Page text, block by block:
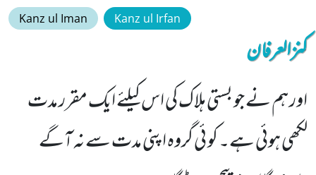
Kanz ul Iman Kanz ul Irfan
کنزالعرفان
اور ہم نے جو بستی ہلاک کی اس کیلئے ایک مقرر مدت
لکھی ہوئی ہے۔ کو ئی گروہ اپنی مدت سے نہ آگے